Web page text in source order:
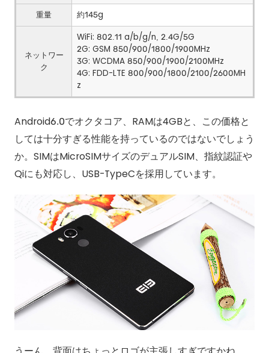
重量
約145g
ネットワー
ク
WiFi: 802.11 a/b/g/n, 2.4G/5G
2G: GSM 850/900/1800/1900MHz
3G: WCDMA 850/900/1900/2100MHz
4G: FDD-LTE 800/900/1800/2100/2600MH
z
Android6.0でオクタコア、RAMは4GBと、この価格と
しては十分すぎる性能を持っているのではないでしょう
か。SIMはMicroSIMサイズのデュアルSIM、指紋認証や
Qiにも対応し、USB-TypeCを採用しています。